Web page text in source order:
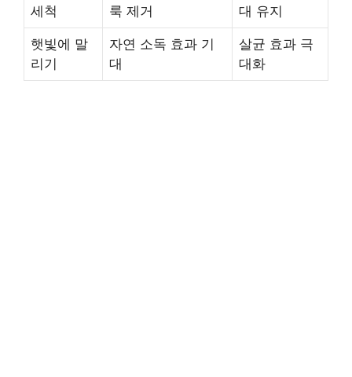
세척
룩 제거
대 유지
햇빛에 말
리기
자연 소독 효과 기
대
살균 효과 극
대화